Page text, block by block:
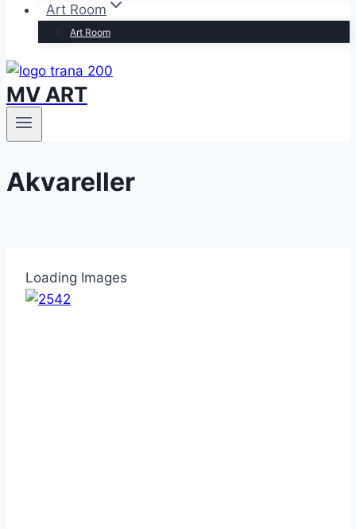
Art Room
Art Room
MV ART
Akvareller
Loading Images